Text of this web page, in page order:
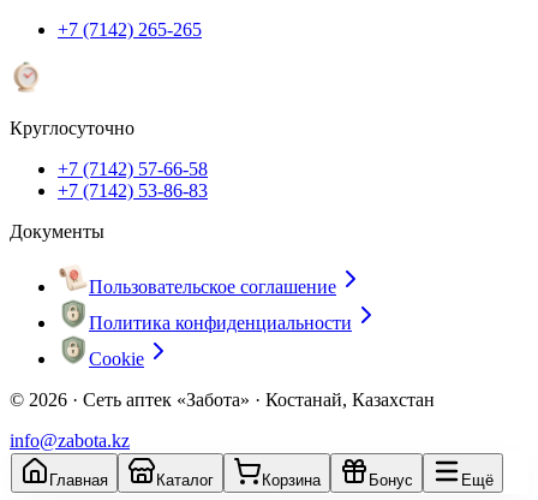
+7 (7142) 265-265
Круглосуточно
+7 (7142) 57-66-58
+7 (7142) 53-86-83
Документы
Пользовательское соглашение
Политика конфиденциальности
Cookie
© 2026 · Сеть аптек «Забота» · Костанай, Казахстан
info@zabota.kz
Главная Каталог Корзина Бонус Ещё